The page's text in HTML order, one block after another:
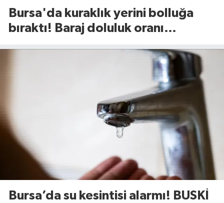
Bursa'da kuraklık yerini bolluğa
bıraktı! Baraj doluluk oranı
Bursa’da su kesintisi alarmı! BUSKİ